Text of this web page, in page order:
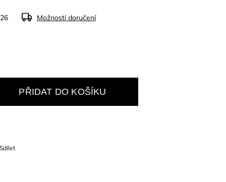
Možnosti doručení
PŘIDAT DO KOŠÍKU
Sdílet